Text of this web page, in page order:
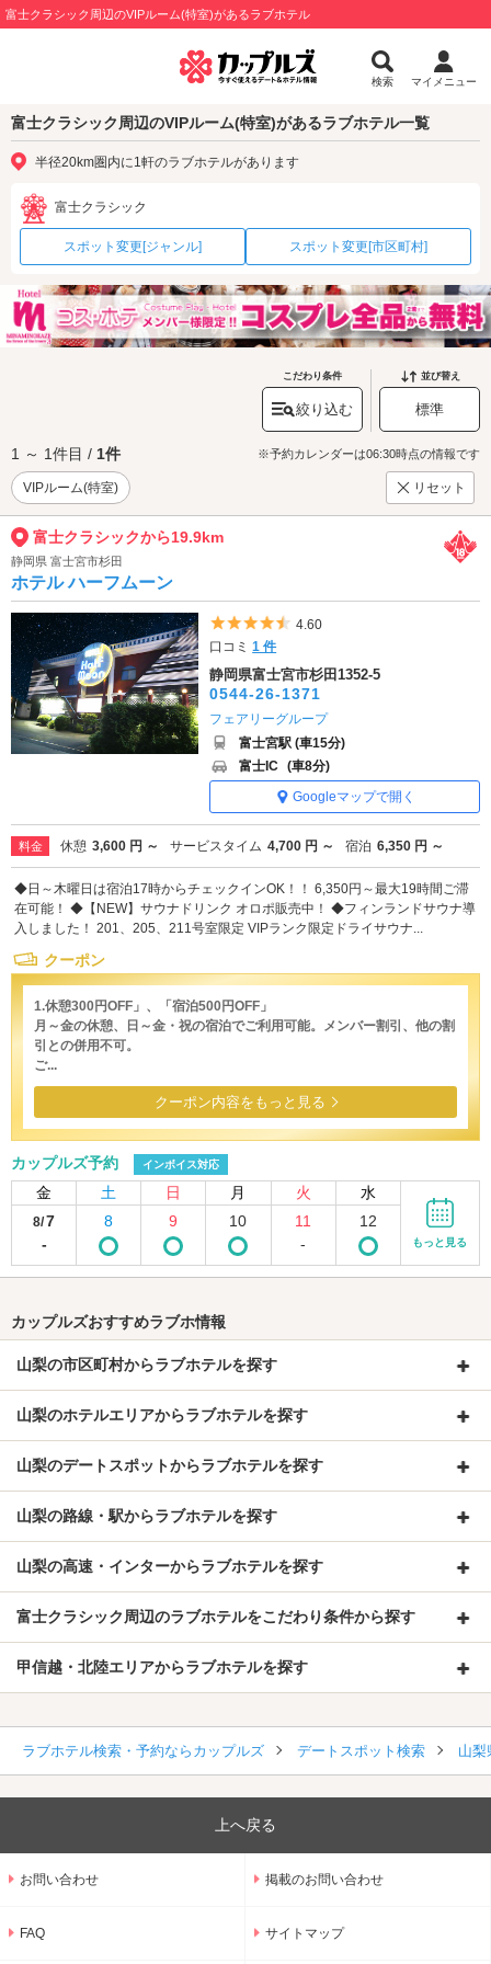
富士クラシック周辺のVIPルーム(特室)があるラブホテル
検索 マイメニュー
富士クラシック周辺のVIPルーム(特室)があるラブホテル一覧
半径20km圏内に1軒のラブホテルがあります
富士クラシック
スポット変更[ジャンル] スポット変更[市区町村]
こだわり条件
絞り込む
並び替え
標準
1 ～ 1件目 / 1件 ※予約カレンダーは06:30時点の情報です
VIPルーム(特室) リセット
富士クラシックから19.9km
静岡県 富士宮市杉田
ホテル ハーフムーン
5つ星のうち4.5
4.60
口コミ1 件
静岡県富士宮市杉田1352-5
0544-26-1371
フェアリーグループ
富士宮駅 (車15分)
富士IC (車8分)
Googleマップで開く
料金 休憩 3,600 円 ～ サービスタイム 4,700 円 ～ 宿泊 6,350 円 ～
◆日～木曜日は宿泊17時からチェックインOK！！ 6,350円～最大19時間ご滞
在可能！ ◆【NEW】サウナドリンク オロポ販売中！ ◆フィンランドサウナ導
入しました！ 201、205、211号室限定 VIPランク限定ドライサウナ...
クーポン
1.休憩300円OFF」、「宿泊500円OFF」
月～金の休憩、日～金・祝の宿泊でご利用可能。メンバー割引、他の割
引との併用不可。
ご...
クーポン内容をもっと見る
カップルズ予約 インボイス対応
金 土 日 月 火 水
8/7
-
8 9 10
11
-
12
もっと見る
カップルズおすすめラブホ情報
山梨の市区町村からラブホテルを探す
山梨のホテルエリアからラブホテルを探す
山梨のデートスポットからラブホテルを探す
山梨の路線・駅からラブホテルを探す
山梨の高速・インターからラブホテルを探す
富士クラシック周辺のラブホテルをこだわり条件から探す
甲信越・北陸エリアからラブホテルを探す
ラブホテル検索・予約ならカップルズ デートスポット検索 山梨
上へ戻る
お問い合わせ 掲載のお問い合わせ
FAQ サイトマップ